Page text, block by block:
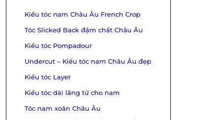
Kiểu tóc nam Châu Âu French Crop
Tóc Slicked Back đậm chất Châu Âu
Kiểu tóc Pompadour
Undercut – Kiểu tóc nam Châu Âu đẹp
Kiểu tóc Layer
Kiểu tóc dài lãng tử cho nam
Tóc nam xoăn Châu Âu